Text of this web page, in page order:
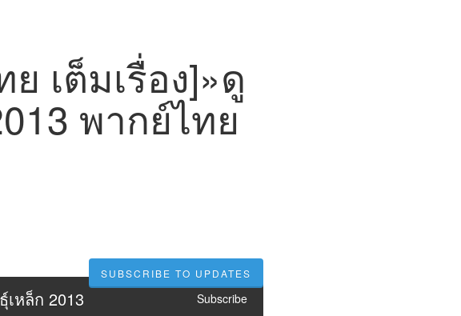
เต็มเรื่อง]»ดู
พากย์ไทย
SUBSCRIBE TO UPDATES
หล็ก 2013
Subscribe